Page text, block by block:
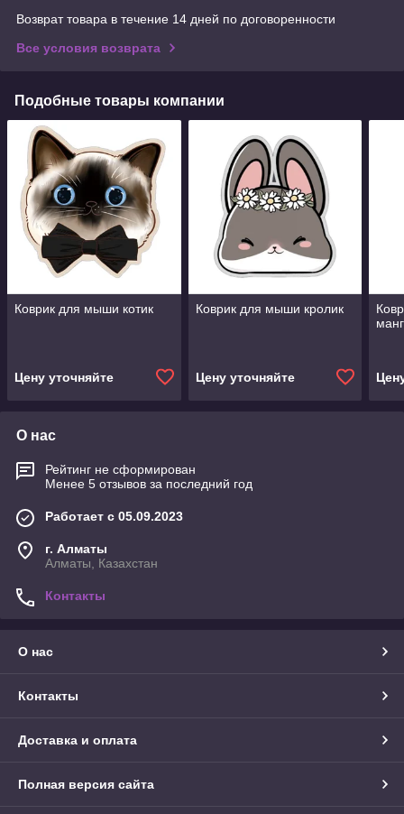
Возврат товара в течение 14 дней по договоренности
Все условия возврата
Подобные товары компании
Коврик для мыши котик
Цену уточняйте
Коврик для мыши кролик
Цену уточняйте
О нас
Рейтинг не сформирован
Менее 5 отзывов за последний год
Работает с 05.09.2023
г. Алматы
Алматы, Казахстан
Контакты
О нас
Контакты
Доставка и оплата
Полная версия сайта